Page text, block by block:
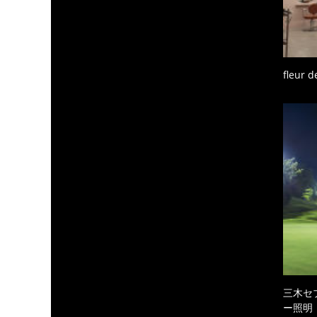
fleur
三木セ
ー照明